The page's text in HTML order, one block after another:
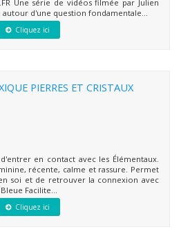
Une série de vidéos filmée par Julien
d'une question fondamentale...
Cliquez ici
PIERRES ET CRISTAUX
en contact avec les Élémentaux.
récente, calme et rassure. Permet
soi et de retrouver la connexion avec
Facilite...
Cliquez ici